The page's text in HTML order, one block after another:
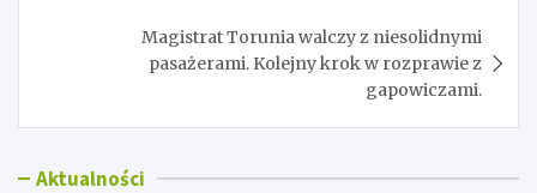
Magistrat Torunia walczy z niesolidnymi
pasażerami. Kolejny krok w rozprawie z
gapowiczami.
Aktualności